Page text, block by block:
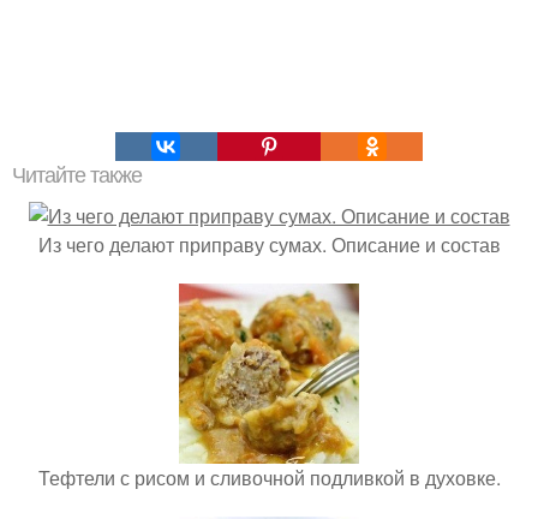
Читайте также
Из чего делают приправу сумах. Описание и состав
Тефтели с рисом и сливочной подливкой в духовке.